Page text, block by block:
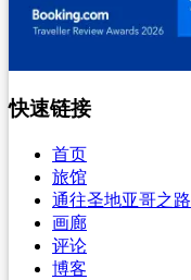
快速链接
首页
旅馆
通往圣地亚哥之路
画廊
评论
博客